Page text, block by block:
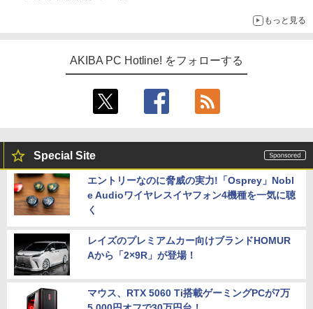
もっと見る
AKIBA PC Hotline! をフォローする
Special Site
エントリーなのに脅威の実力!「Osprey」Nobl
e Audioワイヤレスイヤフォン4機種を一気に聴
く
レイズのプレミアムカー向けブランドHOMUR
Aから「2×9R」が登場！
マウス、RTX 5060 Ti搭載ゲーミングPCが7万